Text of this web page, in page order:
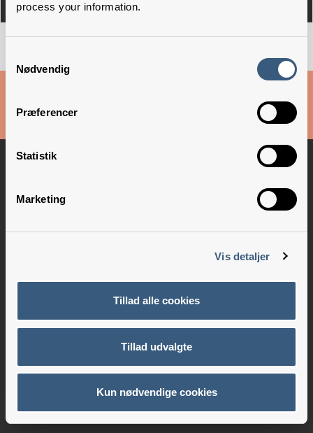
process your information.
Nødvendig
Præferencer
Statistik
Marketing
Vis detaljer
Tillad alle cookies
Tillad udvalgte
Kun nødvendige cookies
Danske Skoleelever